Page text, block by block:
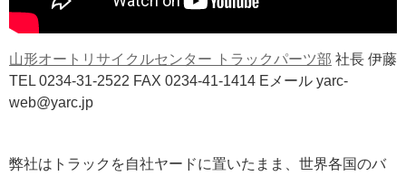
山形オートリサイクルセンター トラックパーツ部 社長 伊藤
TEL 0234-31-2522 FAX 0234-41-1414 Eメール yarc-
web@yarc.jp
弊社はトラックを自社ヤードに置いたまま、世界各国のバ